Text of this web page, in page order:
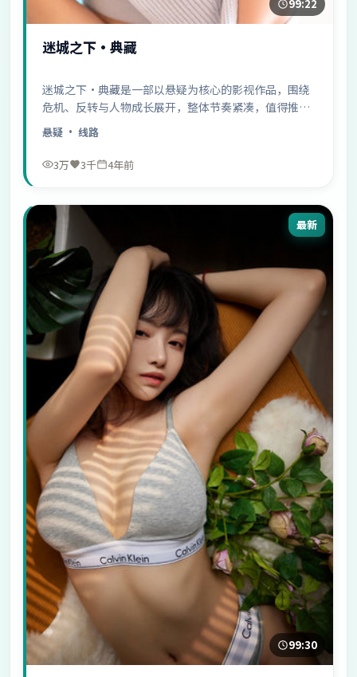
99:22
迷城之下·典藏
迷城之下·典藏是一部以悬疑为核心的影视作品，围绕
危机、反转与人物成长展开，整体节奏紧凑，值得推荐
观看。
悬疑 · 线路
3万 3千 4年前
最新
99:30